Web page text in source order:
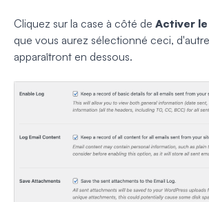
Cliquez sur la case à côté de Activer
que vous aurez sélectionné ceci,
apparaîtront en dessous.